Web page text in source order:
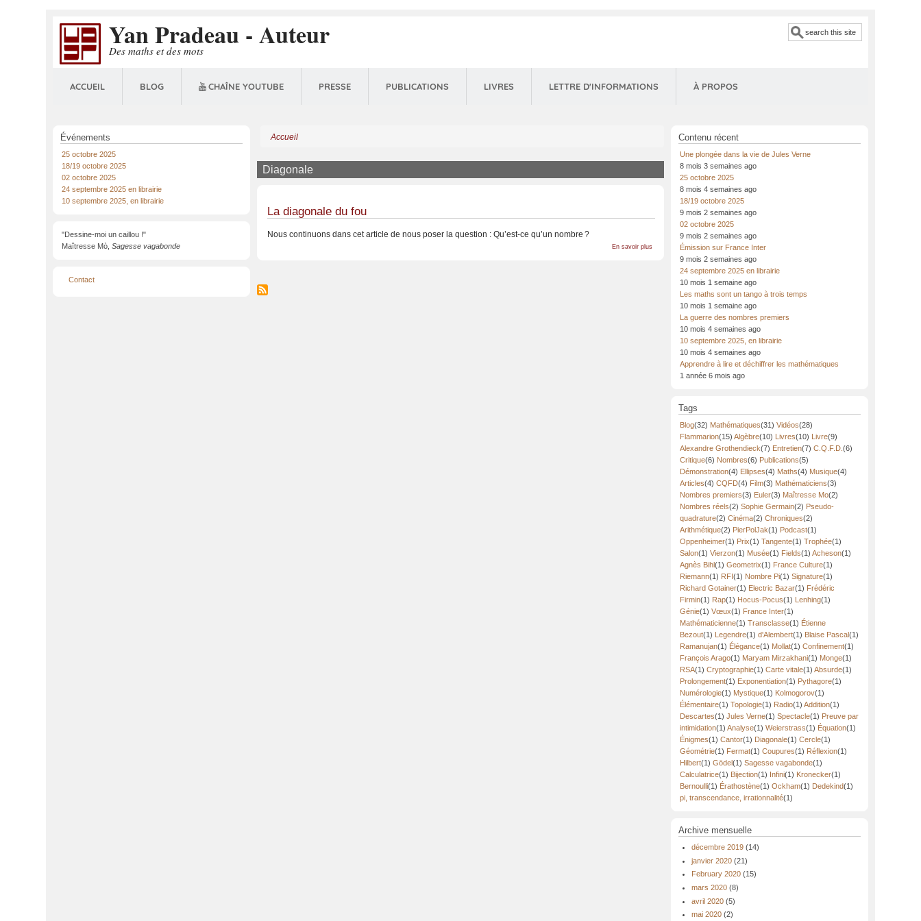
Search
Yan Pradeau - Auteur
Des maths et des mots
ACCUEIL BLOG CHAÎNE YOUTUBE PRESSE PUBLICATIONS LIVRES LETTRE D'INFORMATIONS À PROPOS
d'Ariane
Accueil
Diagonale
La diagonale du fou
Nous continuons dans cet article de nous poser la question : Qu’est-ce qu’un nombre ?
En savoir plus
Événements
25 octobre 2025
18/19 octobre 2025
02 octobre 2025
24 septembre 2025 en librairie
10 septembre 2025, en librairie
"Dessine-moi un caillou !"
Maîtresse Mò,Sagesse vagabonde
Menu
Contact
Contenu récent
Une plongée dans la vie de Jules Verne
8 mois 3 semaines ago
25 octobre 2025
8 mois 4 semaines ago
18/19 octobre 2025
9 mois 2 semaines ago
02 octobre 2025
9 mois 2 semaines ago
Émission sur France Inter
9 mois 2 semaines ago
24 septembre 2025 en librairie
10 mois 1 semaine ago
Les maths sont un tango à trois temps
10 mois 1 semaine ago
La guerre des nombres premiers
10 mois 4 semaines ago
10 septembre 2025, en librairie
10 mois 4 semaines ago
Apprendre à lire et déchiffrer les mathématiques
1 année 6 mois ago
Tags
Blog(32) Mathématiques(31)Vidéos(28)
Flammarion(15)Algèbre(10) Livres(10) Livre(9)
Alexandre Grothendieck(7) Entretien(7)C.Q.F.D.(6)
Critique(6) Nombres(6) Publications(5)
Démonstration(4) Ellipses(4) Maths(4) Musique(4)
Articles(4)CQFD(4) Film(3) Mathématiciens(3)
Nombres premiers(3) Euler(3) Maîtresse Mo(2)
Nombres réels(2)Sophie Germain(2) Pseudo-
quadrature(2)Cinéma(2)Chroniques(2)
Arithmétique(2) PierPolJak(1) Podcast(1)
Oppenheimer(1) Prix(1)Tangente(1)Trophée(1)
Salon(1)Vierzon(1) Musée(1) Fields(1)Acheson(1)
Agnès Bihl(1)Geometrix(1) France Culture(1)
Riemann(1) RFI(1) Nombre Pi(1)Signature(1)
Richard Gotainer(1) Electric Bazar(1) Frédéric
Firmin(1) Rap(1) Hocus-Pocus(1) Lenhing(1)
Génie(1)Vœux(1) France Inter(1)
Mathématicienne(1)Transclasse(1) Étienne
Bezout(1) Legendre(1)d'Alembert(1) Blaise Pascal(1)
Ramanujan(1) Élégance(1) Mollat(1)Confinement(1)
François Arago(1) Maryam Mirzakhani(1) Monge(1)
RSA(1)Cryptographie(1)Carte vitale(1)Absurde(1)
Prolongement(1) Exponentiation(1) Pythagore(1)
Numérologie(1) Mystique(1) Kolmogorov(1)
Élémentaire(1)Topologie(1) Radio(1)Addition(1)
Descartes(1)Jules Verne(1)Spectacle(1) Preuve par
intimidation(1)Analyse(1)Weierstrass(1) Équation(1)
Énigmes(1)Cantor(1) Diagonale(1)Cercle(1)
Géométrie(1) Fermat(1)Coupures(1) Réflexion(1)
Hilbert(1)Gödel(1)Sagesse vagabonde(1)
Calculatrice(1) Bijection(1) Infini(1) Kronecker(1)
Bernoulli(1) Érathostène(1)Ockham(1) Dedekind(1)
pi, transcendance, irrationnalité(1)
Archive mensuelle
décembre 2019(14)
janvier 2020(21)
February 2020(15)
mars 2020(8)
avril 2020(5)
mai 2020(2)